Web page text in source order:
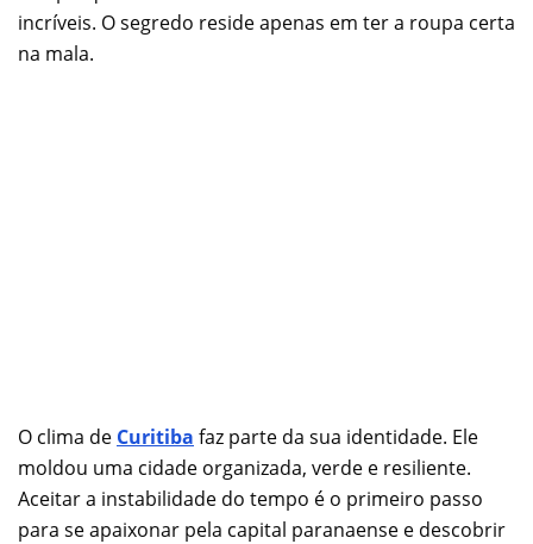
incríveis. O segredo reside apenas em ter a roupa certa
na mala.
O clima de Curitiba faz parte da sua identidade. Ele
moldou uma cidade organizada, verde e resiliente.
Aceitar a instabilidade do tempo é o primeiro passo
para se apaixonar pela capital paranaense e descobrir